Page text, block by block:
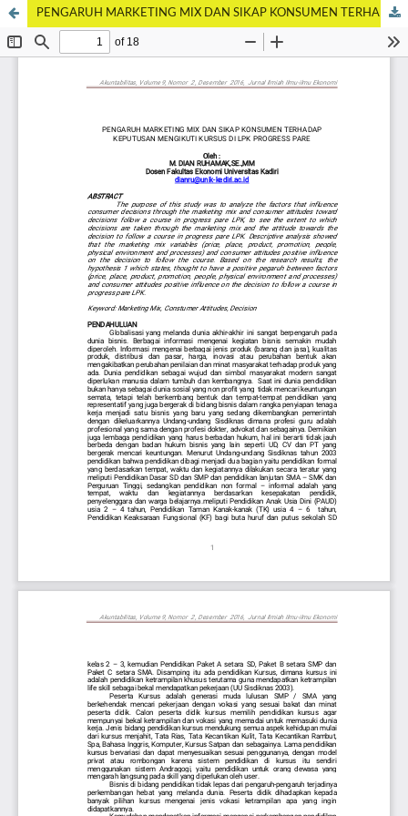
PENGARUH MARKETING MIX DAN SIKAP KONSUMEN TERHADAP KEPUTUSAN MENGIKUTI KURSUS DI LPK PROGRESS PARE Oleh :